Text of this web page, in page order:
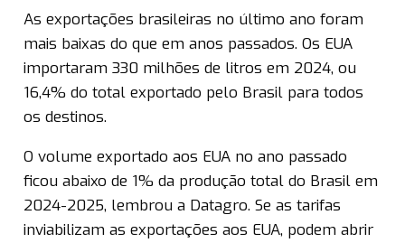
As exportações brasileiras no último ano foram
mais baixas do que em anos passados. Os EUA
importaram 330 milhões de litros em 2024, ou
16,4% do total exportado pelo Brasil para todos
os destinos.
O volume exportado aos EUA no ano passado
ficou abaixo de 1% da produção total do Brasil em
2024-2025, lembrou a Datagro. Se as tarifas
inviabilizam as exportações aos EUA, podem abrir